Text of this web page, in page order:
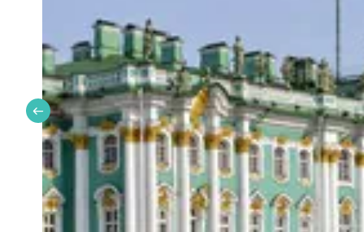
🗺️ Программа тура
Тематическая обзорная экскурсия «Время
Времени;
Музей-макет «Петровская Акватория»;
Петергоф (фонтаны Нижнего парка);
Петропавловская крепость (интерактивный
Кунсткамера (экскурсия по музею + Большой
Музей железных дорог России;
Эрмитаж;
Новинка!посещение смотровой площадки
Проезд по детской железной дороге в Царское